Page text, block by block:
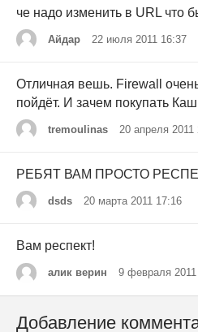
че надо изменить в URL что
Айдар 22 июля 2011 16:37
Отличная вешь. Firewall
пойдёт. И зачем покупать
tremoulinas 20 апреля 2011
РЕБЯТ ВАМ ПРОСТО
dsds 20 марта 2011 17:16
Вам респект!
алик верин 9 февраля
Добавление